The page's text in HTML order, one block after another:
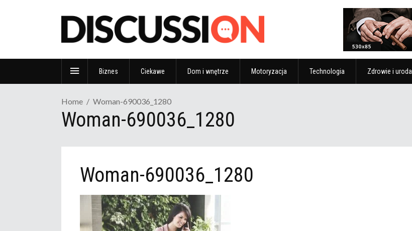
Biznes Ciekawe Dom i wnętrze Motoryzacja Technologia Zdrowie i uroda
Home Woman-690036_1280
Woman-690036_1280
Woman-690036_1280